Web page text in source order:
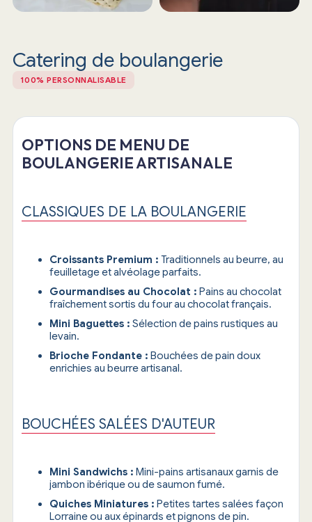
Catering de boulangerie
100% PERSONNALISABLE
OPTIONS DE MENU DE
BOULANGERIE ARTISANALE
CLASSIQUES DE LA BOULANGERIE
Croissants Premium : Traditionnels au beurre, au
feuilletage et alvéolage parfaits.
Gourmandises au Chocolat : Pains au chocolat
fraîchement sortis du four au chocolat français.
Mini Baguettes : Sélection de pains rustiques au
levain.
Brioche Fondante : Bouchées de pain doux
enrichies au beurre artisanal.
BOUCHÉES SALÉES D'AUTEUR
Mini Sandwichs : Mini-pains artisanaux garnis de
jambon ibérique ou de saumon fumé.
Quiches Miniatures : Petites tartes salées façon
Lorraine ou aux épinards et pignons de pin.